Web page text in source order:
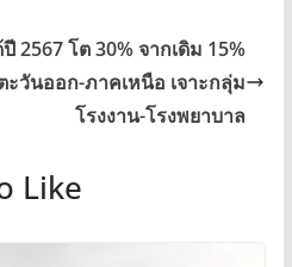
2567 โต 30% จากเดิม 15%
วันออก-ภาคเหนือ เจาะกลุ่ม
โรงงาน-โรงพยาบาล
Like